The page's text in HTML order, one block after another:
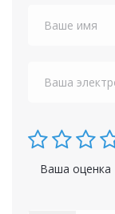
Ваша оценка